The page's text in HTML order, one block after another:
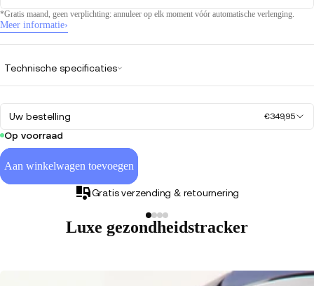
*Gratis maand, geen verplichting: annuleer op elk moment vóór automatische verlenging.
Meer informatie›
Technische specificaties
Uw bestelling €349,95
Op voorraad
Aan winkelwagen toevoegen
Gratis verzending & retournering
Luxe gezondheidstracker